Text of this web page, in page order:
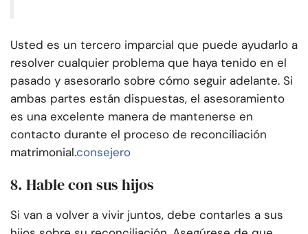
Usted es un tercero imparcial que puede ayudarlo a
resolver cualquier problema que haya tenido en el
pasado y asesorarlo sobre cómo seguir adelante. Si
ambas partes están dispuestas, el asesoramiento
es una excelente manera de mantenerse en
contacto durante el proceso de reconciliación
matrimonial.consejero
8. Hable con sus hijos
Si van a volver a vivir juntos, debe contarles a sus